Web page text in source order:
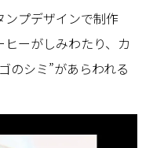
ンプデザインで制作
ーがしみわたり、カ
のシミ”があらわれる